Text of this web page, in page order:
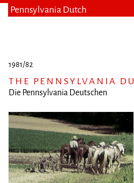
Pennsylvania Dutch
1981/82
THE PENNSYLVANIA
Die Pennsylvania Deutschen